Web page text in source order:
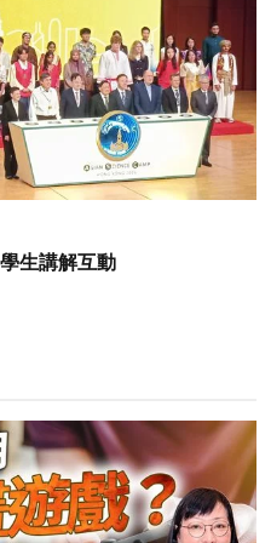
生講解互動